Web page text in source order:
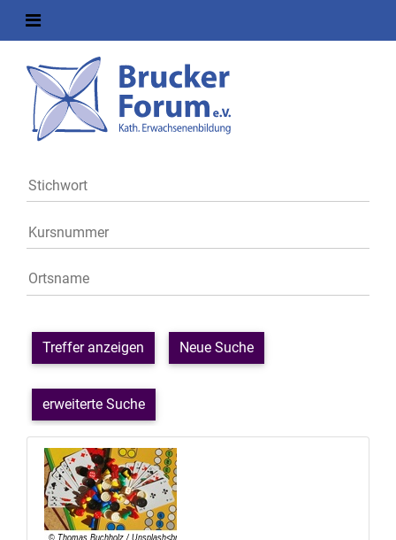
Treffer anzeigen Neue Suche
erweiterte Suche